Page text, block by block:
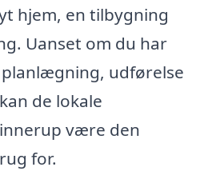
hjem, en tilbygning
Uanset om du har
udførelse
de lokale
være den
for.